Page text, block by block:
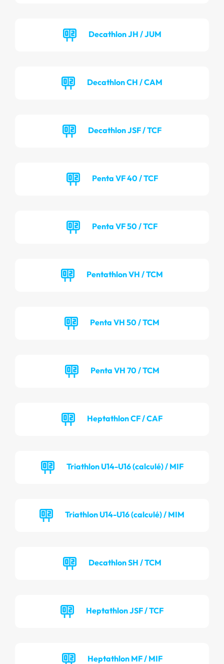
Decathlon JH / JUM
Decathlon CH / CAM
Decathlon JSF / TCF
Penta VF 40 / TCF
Penta VF 50 / TCF
Pentathlon VH / TCM
Penta VH 50 / TCM
Penta VH 70 / TCM
Heptathlon CF / CAF
Triathlon U14-U16 (calculé) / MIF
Triathlon U14-U16 (calculé) / MIM
Decathlon SH / TCM
Heptathlon JSF / TCF
Heptathlon MF / MIF